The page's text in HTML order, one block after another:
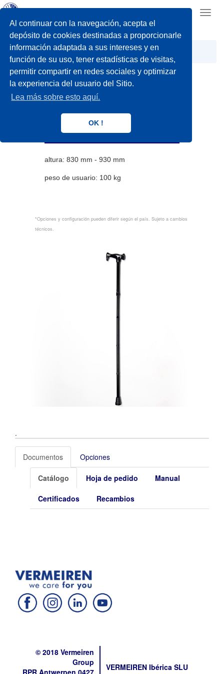
Al continuar con la navegación, acepta el
depósito de cookies destinadas a proporcionarle
información adaptada a sus intereses y en
función de su uso, tener estadísticas de visitas,
permitir compartir en redes sociales y optimizar
la experiencia del usuario del Sitio.
Lea más sobre esto aquí.
OK !
Easy life Movilidad Beatrix
Beatrix
Bastón plegable
altura: 830 mm - 930 mm
peso de usuario: 100 kg
*Opciones y configuración pueden diferir según el país. Sujeto a cambios
técnicos.
.
Documentos Opciones
Catálogo Hoja de pedido Manual
Certificados Recambios
© 2018 Vermeiren
Group
RPR Antwerpen 0427
VERMEIREN Ibérica SLU